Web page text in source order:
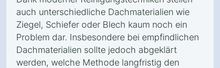
auch unterschiedliche Dachmaterialien wie
Ziegel, Schiefer oder Blech kaum noch ein
Problem dar. Insbesondere bei empfindlichen
Dachmaterialien sollte jedoch abgeklärt
werden, welche Methode langfristig den